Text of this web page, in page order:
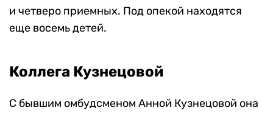
и четверо приемных. Под опекой находятся
еще восемь детей.
Коллега Кузнецовой
С бывшим омбудсменом Анной Кузнецовой она